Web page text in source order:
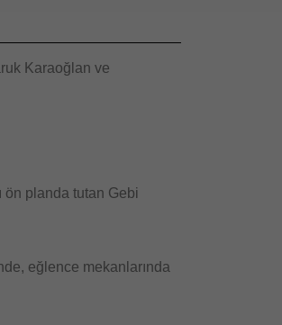
Karaoğlan ve
ön planda tutan Gebi
eğlence mekanlarında